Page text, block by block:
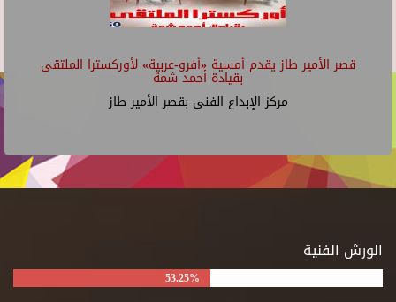
قصر الأمير طاز يقدم أمسية «أفرو-عربية» لأوركسترا الملتقى
بقيادة أحمد شمة
مركز الإبداع الفنى بقصر الأمير طاز
الورش الفنية
53.25%